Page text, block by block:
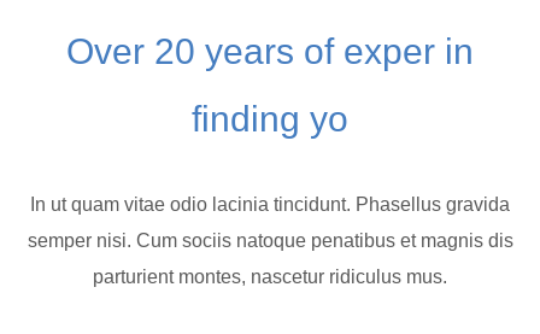
Over 20 years of exper in
finding yo
In ut quam vitae odio lacinia tincidunt. Phasellus gravida
semper nisi. Cum sociis natoque penatibus et magnis dis
parturient montes, nascetur ridiculus mus.